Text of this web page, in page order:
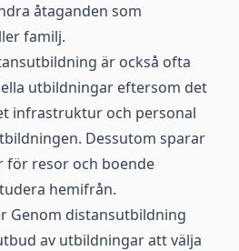
åtaganden som
familj.
är också ofta
utbildningar eftersom det
infrastruktur och personal
Dessutom sparar
för resor och boende
hemifrån.
Genom distansutbildning
av utbildningar att välja